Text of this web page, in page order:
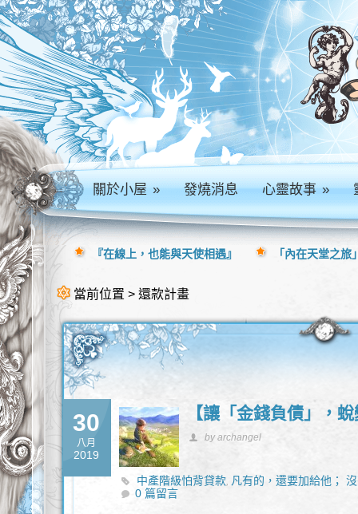
關於小屋» 發燒消息 心靈故事»
當前位置 > 還款計畫
30
八月
2019
【讓「金錢負債」，
by archangel
中產階級怕背貸款, 凡有的，還要加給他；
巴不得多借點錢
0 篇留言
『在線上，也能與天使相遇』 「內在天堂之